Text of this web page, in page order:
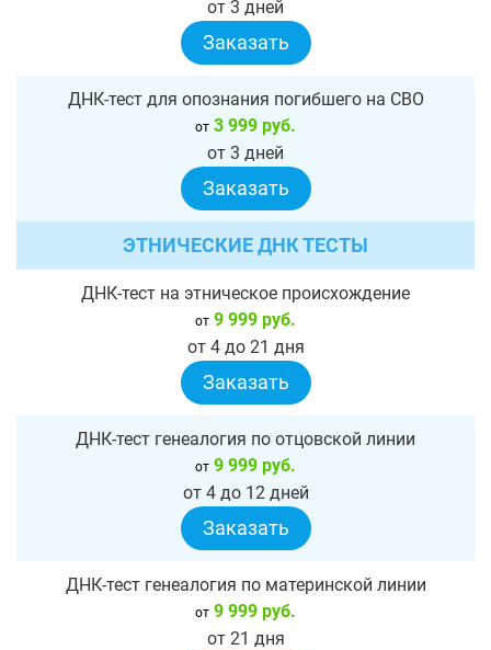
от 3 дней
Заказать
ДНК-тест для опознания погибшего на СВО
от 3 999 руб.
от 3 дней
Заказать
ЭТНИЧЕСКИЕ ДНК ТЕСТЫ
ДНК-тест на этническое происхождение
от 9 999 руб.
от 4 до 21 дня
Заказать
ДНК-тест генеалогия по отцовской линии
от 9 999 руб.
от 4 до 12 дней
Заказать
ДНК-тест генеалогия по материнской линии
от 9 999 руб.
от 21 дня